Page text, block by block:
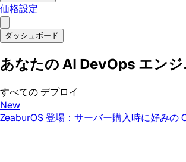
価格設定
ダッシュボード
あなたの AI DevOps エン
すべての デプロイ
New
ZeaburOS 登場：サーバー購入時に好みの